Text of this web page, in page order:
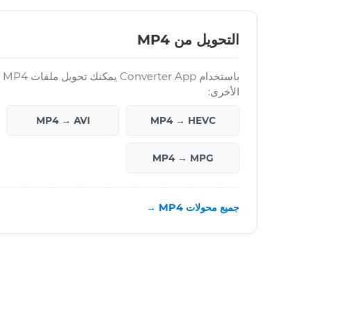
التحويل من MP4
الأخرى:
MP4 → HEVC
MP4 → AVI
MP4 → MPG
جميع محولات MP4 →